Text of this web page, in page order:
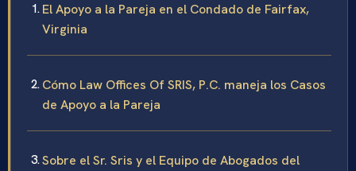
El Apoyo a la Pareja en el Condado de Fairfax,
Virginia
Cómo Law Offices Of SRIS, P.C. maneja los Casos
de Apoyo a la Pareja
Sobre el Sr. Sris y el Equipo de Abogados del